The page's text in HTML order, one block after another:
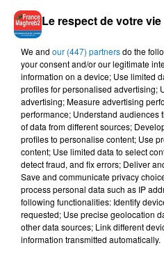
Le bilan édifiant fait état
blessées à la tête, 17
mains arrachées.
Au total, il recense 379
main, 9 dans le dos, 33 aux
membres inférieurs ou encore
David Dufresne dénonce une «
ans ».
Cette déclinaison symbolique
décision du Conseil d’Etat de
du lanceur de balle de
malgré les graves blessures
Le respect de votre
We and our (447) partnersdo the
your consent and/or our legitimate
information on a device; Use limited
profiles for personalised advertising;
advertising; Measure advertising
performance; Understand audiences
of data from different sources;
profiles to personalise content; Use
content; Use limited data to select
detect fraud, and fix errors; Deliver
Save and communicate privacy
process personal data such as IP
following functionalities: Identify
requested; Use precise geolocation
other data sources; Link different
information transmitted automatically.